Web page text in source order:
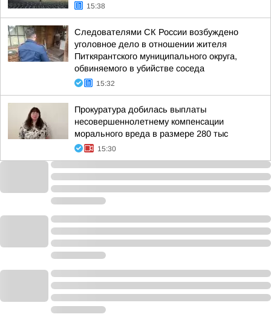
15:38
Следователями СК России возбуждено
уголовное дело в отношении жителя
Питкярантского муниципального округа,
обвиняемого в убийстве соседа
15:32
Прокуратура добилась выплаты
несовершеннолетнему компенсации
морального вреда в размере 280 тыс
15:30